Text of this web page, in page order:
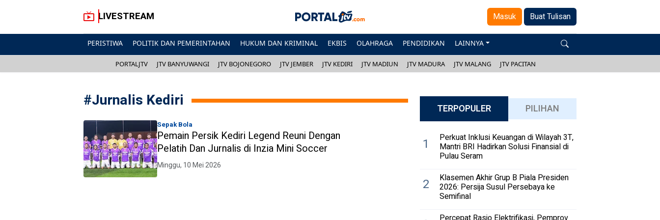
LIVESTREAM Masuk Buat Tulisan
PERISTIWA POLITIK DAN PEMERINTAHAN HUKUM DAN KRIMINAL EKBIS OLAHRAGA PENDIDIKAN LAINNYA
PORTALJTV JTV BANYUWANGI JTV BOJONEGORO JTV JEMBER JTV KEDIRI JTV MADIUN JTV MADURA JTV MALANG JTV PACITAN
#Jurnalis Kediri
Sepak Bola
Pemain Persik Kediri Legend Reuni Dengan
Pelatih Dan Jurnalis di Inzia Mini Soccer
Minggu, 10 Mei 2026
TERPOPULER PILIHAN
1 Perkuat Inklusi Keuangan di Wilayah 3T,
Mantri BRI Hadirkan Solusi Finansial di
Pulau Seram
2 Klasemen Akhir Grup B Piala Presiden
2026: Persija Susul Persebaya ke
Semifinal